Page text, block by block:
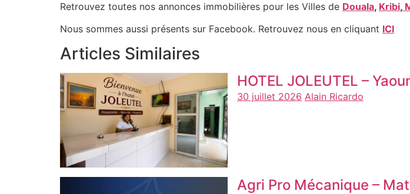
Retrouvez toutes nos annonces immobilières pour les Villes de Douala, Kribi,
Nous sommes aussi présents sur Facebook. Retrouvez nous en cliquant ICI
Articles Similaires
HOTEL JOLEUTEL –
30 juillet 2026 Alain Ricardo
Agri Pro Mécanique –